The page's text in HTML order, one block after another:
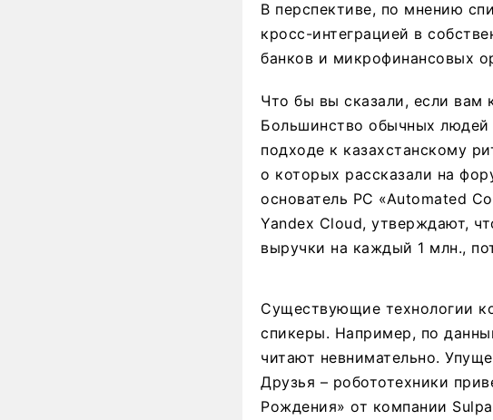
В перспективе, по мнению
кросс-интеграцией в
банков и микрофинансовых
Что бы вы сказали, если вам
Большинство обычных людей
подходе к казахстанскому
о которых рассказали на
основатель PC «Automated
Yandex Cloud, утверждают,
выручки на каждый 1 млн.,
Существующие технологии
спикеры. Например, по
читают невнимательно.
Друзья – робототехники
Рождения» от компании